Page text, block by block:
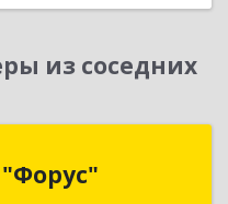
из соседних
"Форус"